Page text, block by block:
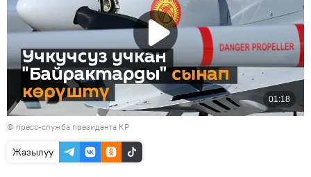
© пресс-служба президента КР
Жазылуу